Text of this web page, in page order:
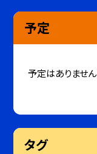
予定
予定はありません
タグ